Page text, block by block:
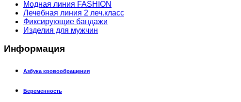
Модная линия FASHION
Лечебная линия 2 леч.класс
Фиксирующие бандажи
Изделия для мужчин
Информация
Азбука кровообращения
Беременность